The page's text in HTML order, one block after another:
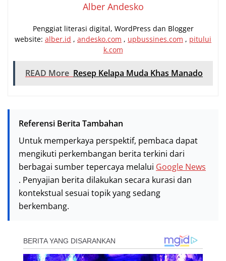
Alber Andesko
Penggiat literasi digital, WordPress dan Blogger
website: alber.id , andesko.com , upbussines.com , pitului
k.com
READ More Resep Kelapa Muda Khas Manado
Referensi Berita Tambahan
Untuk memperkaya perspektif, pembaca dapat
mengikuti perkembangan berita terkini dari
berbagai sumber tepercaya melalui Google News
. Penyajian berita dilakukan secara kurasi dan
kontekstual sesuai topik yang sedang
berkembang.